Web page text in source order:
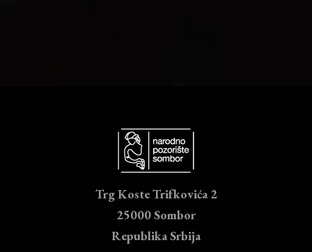
Trg Koste Trifkovića 2
25000 Sombor
Republika Srbija